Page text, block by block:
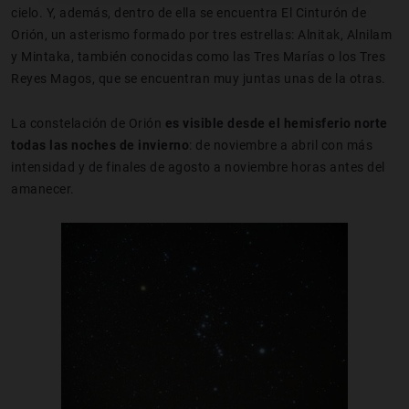
cielo. Y, además, dentro de ella se encuentra El Cinturón de
Orión, un asterismo formado por tres estrellas: Alnitak, Alnilam
y Mintaka, también conocidas como las Tres Marías o los Tres
Reyes Magos, que se encuentran muy juntas unas de la otras.
La constelación de Orión es visible desde el hemisferio norte
todas las noches de invierno: de noviembre a abril con más
intensidad y de finales de agosto a noviembre horas antes del
amanecer.